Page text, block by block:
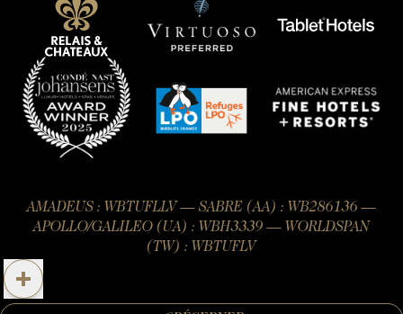
AMADEUS : WBTUFLLV — SABRE (AA) : WB286136 —
APOLLO/GALILEO (UA) : WBH3339 — WORLDSPAN
(TW) : WBTUFLV